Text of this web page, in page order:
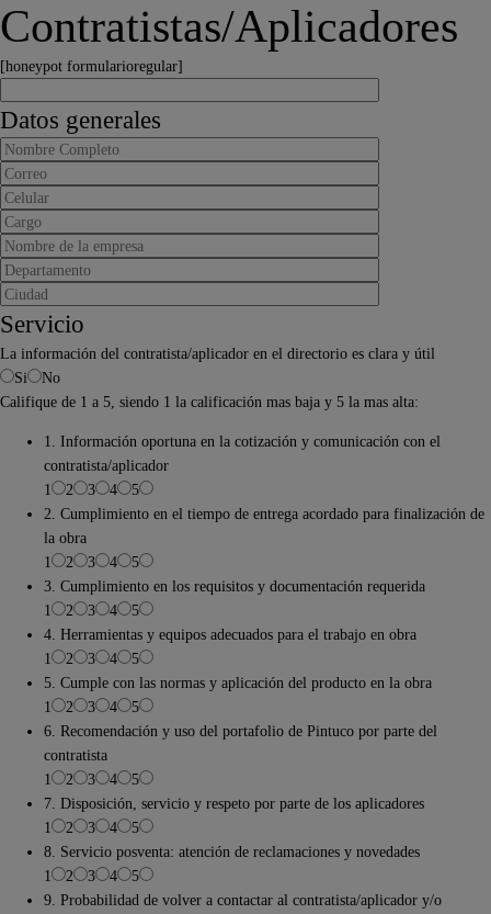
Contratistas/Aplicadores
[honeypot formularioregular]
Datos generales
Servicio
La información del contratista/aplicador en el directorio es clara y útil
Si
No
Califique de 1 a 5, siendo 1 la calificación mas baja y 5 la mas alta:
1. Información oportuna en la cotización y comunicación con el
contratista/aplicador
1
2 3 4
5
2. Cumplimiento en el tiempo de entrega acordado para finalización de
la obra
1
2 3 4
5
3. Cumplimiento en los requisitos y documentación requerida
1
2 3 4
5
4. Herramientas y equipos adecuados para el trabajo en obra
1
2 3 4
5
5. Cumple con las normas y aplicación del producto en la obra
1
2 3 4
5
6. Recomendación y uso del portafolio de Pintuco por parte del
contratista
1
2 3 4
5
7. Disposición, servicio y respeto por parte de los aplicadores
1
2 3 4
5
8. Servicio posventa: atención de reclamaciones y novedades
1
2 3 4
5
9. Probabilidad de volver a contactar al contratista/aplicador y/o